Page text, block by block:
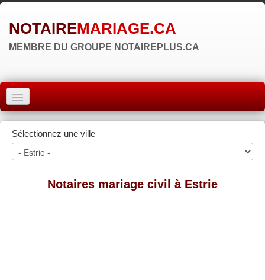
NOTAIREMARIAGE.CA
MEMBRE DU GROUPE NOTAIREPLUS.CA
ACCUEIL
MONTRÉAL
QUÉBEC
Sélectionnez une ville
Notaires mariage civil à Estrie